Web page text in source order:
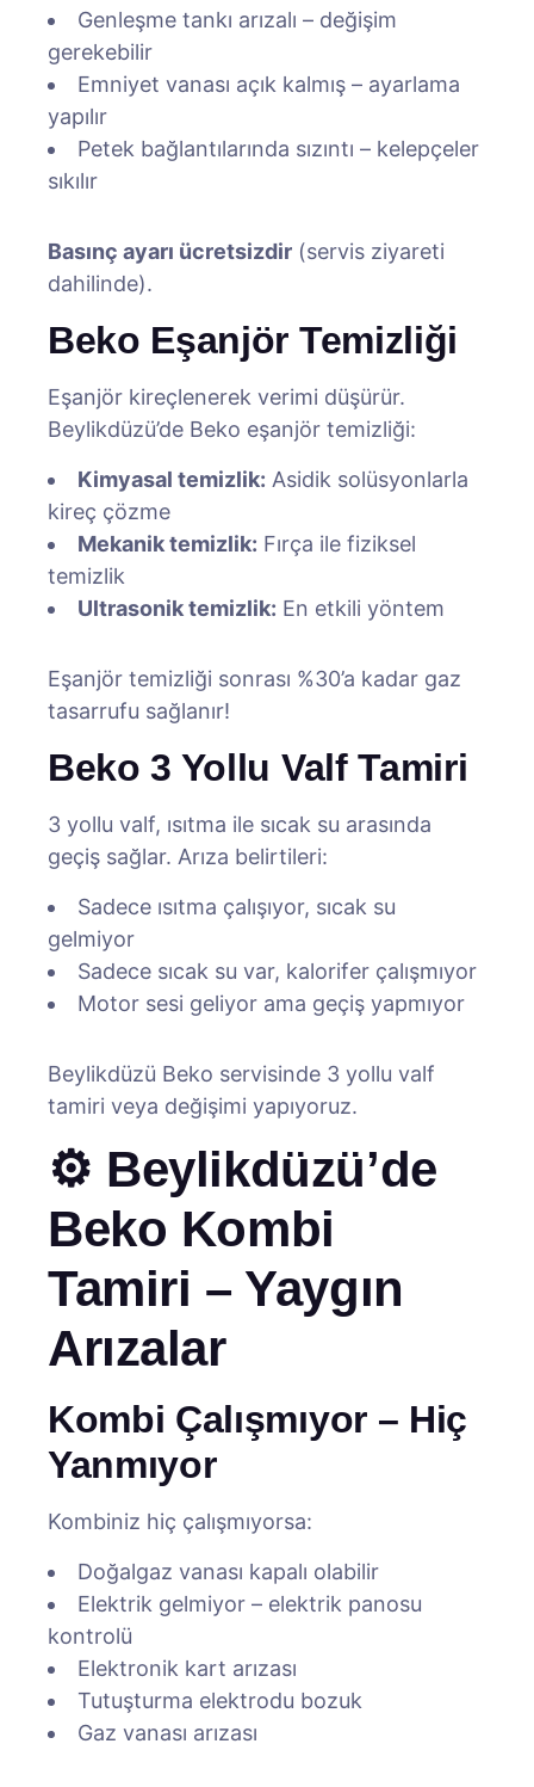
Genleşme tankı arızalı – değişim
gerekebilir
Emniyet vanası açık kalmış – ayarlama
yapılır
Petek bağlantılarında sızıntı – kelepçeler
sıkılır
Basınç ayarı ücretsizdir (servis ziyareti
dahilinde).
Beko Eşanjör Temizliği
Eşanjör kireçlenerek verimi düşürür.
Beylikdüzü’de Beko eşanjör temizliği:
Kimyasal temizlik: Asidik solüsyonlarla
kireç çözme
Mekanik temizlik: Fırça ile fiziksel
temizlik
Ultrasonik temizlik: En etkili yöntem
Eşanjör temizliği sonrası %30’a kadar gaz
tasarrufu sağlanır!
Beko 3 Yollu Valf Tamiri
3 yollu valf, ısıtma ile sıcak su arasında
geçiş sağlar. Arıza belirtileri:
Sadece ısıtma çalışıyor, sıcak su
gelmiyor
Sadece sıcak su var, kalorifer çalışmıyor
Motor sesi geliyor ama geçiş yapmıyor
Beylikdüzü Beko servisinde 3 yollu valf
tamiri veya değişimi yapıyoruz.
⚙️ Beylikdüzü’de
Beko Kombi
Tamiri – Yaygın
Arızalar
Kombi Çalışmıyor – Hiç
Yanmıyor
Kombiniz hiç çalışmıyorsa:
Doğalgaz vanası kapalı olabilir
Elektrik gelmiyor – elektrik panosu
kontrolü
Elektronik kart arızası
Tutuşturma elektrodu bozuk
Gaz vanası arızası